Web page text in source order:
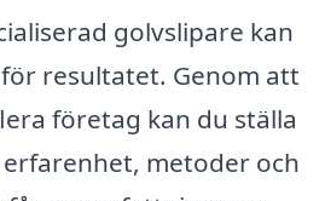
golvslipare kan
resultatet. Genom att
företag kan du ställa
metoder och